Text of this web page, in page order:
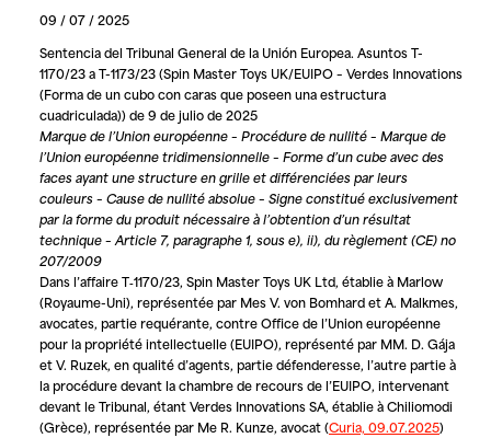
09 / 07 / 2025
Sentencia del Tribunal General de la Unión Europea. Asuntos T-
1170/23 a T-1173/23 (Spin Master Toys UK/EUIPO – Verdes Innovations
(Forma de un cubo con caras que poseen una estructura
cuadriculada)) de 9 de julio de 2025
Marque de l’Union européenne – Procédure de nullité – Marque de
l’Union européenne tridimensionnelle – Forme d’un cube avec des
faces ayant une structure en grille et différenciées par leurs
couleurs – Cause de nullité absolue – Signe constitué exclusivement
par la forme du produit nécessaire à l’obtention d’un résultat
technique – Article 7, paragraphe 1, sous e), ii), du règlement (CE) no
207/2009
Dans l’affaire T‑1170/23, Spin Master Toys UK Ltd, établie à Marlow
(Royaume-Uni), représentée par Mes V. von Bomhard et A. Malkmes,
avocates, partie requérante, contreOffice de l’Union européenne
pour la propriété intellectuelle(EUIPO), représenté par MM. D. Gája
et V. Ruzek, en qualité d’agents, partie défenderesse, l’autre partie à
la procédure devant la chambre de recours de l’EUIPO, intervenant
devant le Tribunal, étantVerdes Innovations SA, établie à Chiliomodi
(Grèce), représentée par Me R. Kunze, avocat(Curia, 09.07.2025)